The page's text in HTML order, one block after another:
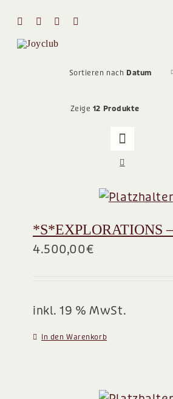
springen
Sortieren nach Datum
Zeige 12 Produkte
*S*EXPLORATIONS
4.500,00€
inkl. 19 % MwSt.
In den Warenkorb